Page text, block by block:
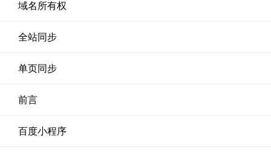
域名所有权
全站同步
单页同步
前言
百度小程序